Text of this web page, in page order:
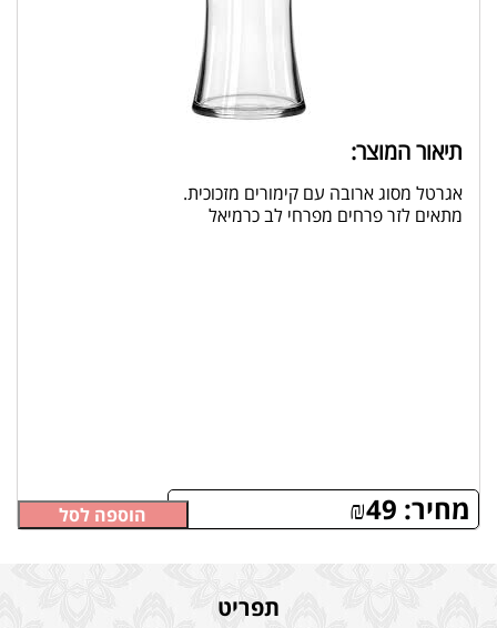
תיאור המוצר:
אגרטל מסוג ארובה עם קימורים מזכוכית.
מתאים לזר פרחים מפרחי לב כרמיאל
מחיר: ₪49 הוספה לסל
תפריט